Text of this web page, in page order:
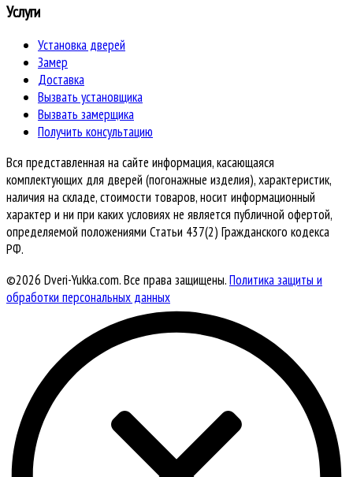
Услуги
Установка дверей
Замер
Доставка
Вызвать установщика
Вызвать замерщика
Получить консультацию
Вся представленная на сайте информация, касающаяся
комплектующих для дверей (погонажные изделия), характеристик,
наличия на складе, стоимости товаров, носит информационный
характер и ни при каких условиях не является публичной офертой,
определяемой положениями Статьи 437(2) Гражданского кодекса
РФ.
©2026 Dveri-Yukka.com. Все права защищены.Политика защиты и
обработки персональных данных